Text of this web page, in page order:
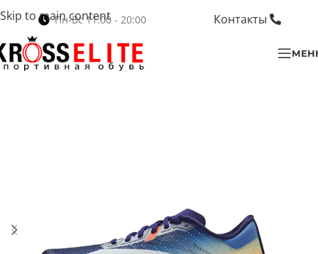
Skip to main content
Пн-Вс 11:00 - 20:00 Контакты